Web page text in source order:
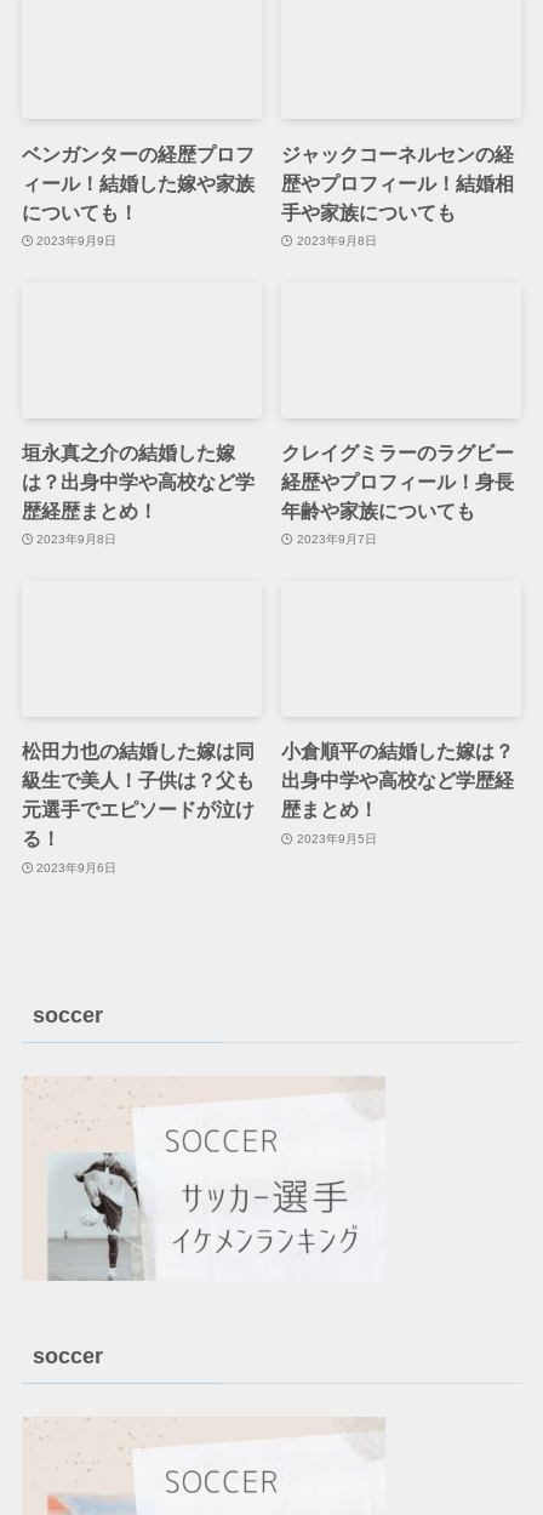
ベンガンターの経歴プロフ
ィール！結婚した嫁や家族
についても！
2023年9月9日
ジャックコーネルセンの経
歴やプロフィール！結婚相
手や家族についても
2023年9月8日
垣永真之介の結婚した嫁
は？出身中学や高校など学
歴経歴まとめ！
2023年9月8日
クレイグミラーのラグビー
経歴やプロフィール！身長
年齢や家族についても
2023年9月7日
松田力也の結婚した嫁は同
級生で美人！子供は？父も
元選手でエピソードが泣け
る！
2023年9月6日
小倉順平の結婚した嫁は？
出身中学や高校など学歴経
歴まとめ！
2023年9月5日
soccer
soccer